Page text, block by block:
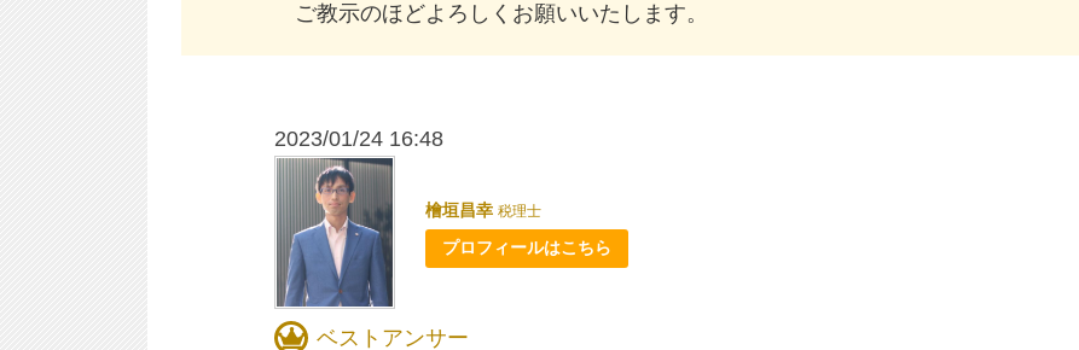
ご教示のほどよろしくお願いいたします。
2023/01/24 16:48
檜垣昌幸 税理士
プロフィールはこちら
ベストアンサー